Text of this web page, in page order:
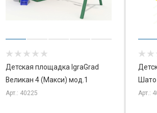
Детская площадка IgraGrad
Великан 4 (Макси) мод.1
Арт.: 40225 Арт.: